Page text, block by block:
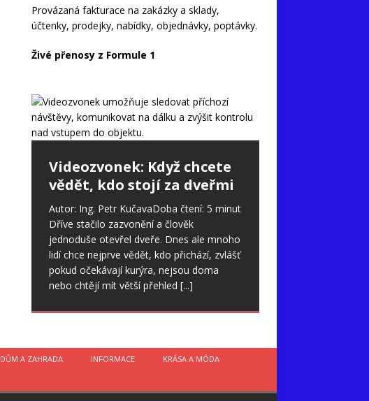
Provázaná fakturace na zakázky a sklady,
účtenky, prodejky, nabídky, objednávky, poptávky.
Živé přenosy z Formule 1
Videozvonek: Když chcete
vědět, kdo stojí za dveřmi
Autor: Ing. Petr KučavaDoba čtení: 5 minut
Dříve stačilo zazvonění a člověk
jednoduše otevřel dveře. Dnes ale mnoho
lidí chce nejprve vědět, kdo přichází, zvlášť
pokud očekávají kurýra, nejsou doma
nebo chtějí mít větší přehled [...]
DŮM A ZAHRADA INFORMACE KRÁSA A MÓDA